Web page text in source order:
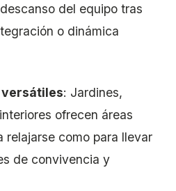
del equipo tras
o dinámica
versátiles: Jardines,
ofrecen áreas
relajarse como para llevar
de convivencia y